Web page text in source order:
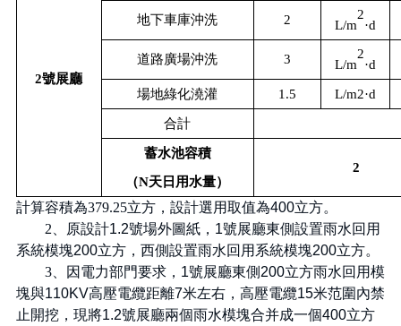
2號展廳
地下車庫沖洗 2 L/m
2
·d
道路廣場沖洗 3 L/m
2
·d
場地綠化澆灌 1.5 L/m2·d
合計
蓄水池容積
（N天日用水量）
2
計算容積為379.25立方，設計選用取值為400立方。
2 、原設計1.2號場外圖紙， 1號展廳東側設置雨水回用
系統模塊200立方，西側設置雨水回用系統模塊200立方。
3、因電力部門要求， 1號展廳東側 200立方雨水回用模
塊與110KV高壓電纜距離7米左右，高壓電纜15米范圍內禁
止開挖，現將1.2號展廳兩個雨水模塊合并成一個400立方